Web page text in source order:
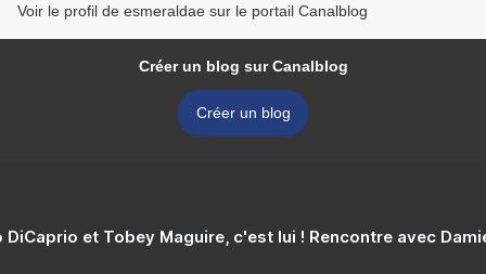
Voir le profil de esmeraldae sur le portail Canalblog
Créer un blog sur Canalblog
Créer un blog
DiCaprio et Tobey Maguire, c'est lui ! Rencontre avec